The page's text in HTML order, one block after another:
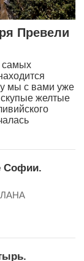
Превели
самых
мы с вами уже
скупые желтые
Софии.